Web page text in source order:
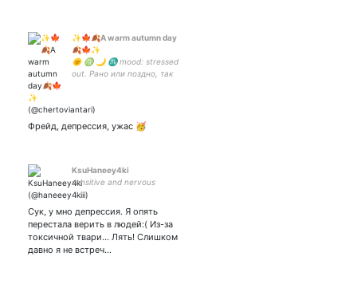
INFP-A♍️🐉Мск
✨🍁🍂A warm autumn day
🍂🍁✨
🌞 ♍ 🌙 ♏ mood: stressed
out. Рано или поздно, так
Фрейд, депрессия, ужас 🥳
KsuHaneey4ki
sensitive and nervous
Сук, у мно депрессия. Я опять
перестала верить в людей:( Из-за
токсичной твари... Лять! Слишком
давно я не встреч…